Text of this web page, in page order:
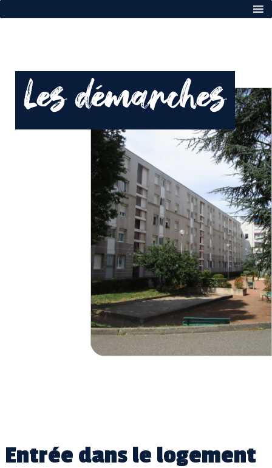
Les démarches
Entrée dans le logement